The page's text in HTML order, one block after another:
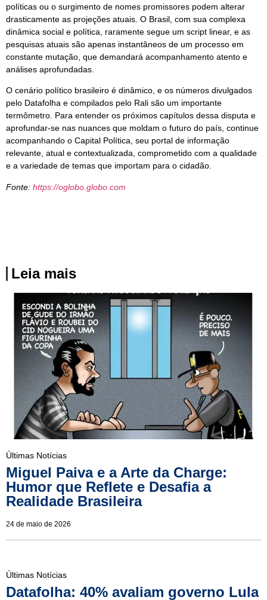
políticas ou o surgimento de nomes promissores podem alterar
drasticamente as projeções atuais. O Brasil, com sua complexa
dinâmica social e política, raramente segue um script linear, e as
pesquisas atuais são apenas instantâneos de um processo em
constante mutação, que demandará acompanhamento atento e
análises aprofundadas.
O cenário político brasileiro é dinâmico, e os números divulgados
pelo Datafolha e compilados pelo Rali são um importante
termômetro. Para entender os próximos capítulos dessa disputa e
aprofundar-se nas nuances que moldam o futuro do país, continue
acompanhando o Capital Política, seu portal de informação
relevante, atual e contextualizada, comprometido com a qualidade
e a variedade de temas que importam para o cidadão.
Fonte: https://oglobo.globo.com
Leia mais
Últimas Notícias
Miguel Paiva e a Arte da Charge:
Humor que Reflete e Desafia a
Realidade Brasileira
24 de maio de 2026
Últimas Notícias
Datafolha: 40% avaliam governo Lula